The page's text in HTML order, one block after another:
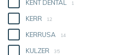
KENT DENTAL 1
KERR 12
KERRUSA 14
KULZER 35